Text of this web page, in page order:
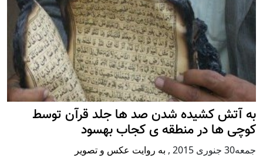
به آتش کشیده شدن صد ها جلد قرآن توسط
کوچی ها در منطقه ی کجاب بهسود
جمعه30 جنوری 2015 , به روایت عکس و تصویر